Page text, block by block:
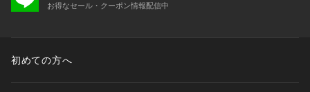
お得なセール・クーポン情報配信中
初めての方へ